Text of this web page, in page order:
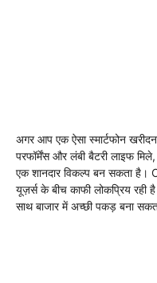
अगर आप एक ऐसा स्मार्टफोन
परफॉर्मेंस और लंबी बैटरी लाइफ
एक शानदार विकल्प बन सकता है।
यूज़र्स के बीच काफी लोकप्रिय रही
साथ बाजार में अच्छी पकड़ बना